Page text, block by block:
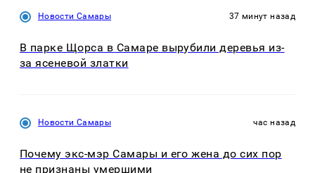
Новости Самары 37 минут назад
В парке Щорса в Самаре вырубили деревья из-
за ясеневой златки
Новости Самары час назад
Почему экс-мэр Самары и его жена до сих пор
не признаны умершими